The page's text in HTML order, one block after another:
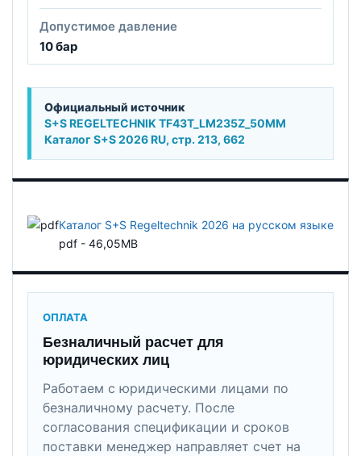
Допустимое давление
10 бар
Официальный источник
S+S REGELTECHNIK TF43T_LM235Z_50MM
Каталог S+S 2026 RU, стр. 213, 662
Каталог S+S Regeltechnik 2026 на русском языке
pdf - 46,05MB
ОПЛАТА
Безналичный расчет для
юридических лиц
Работаем с юридическими лицами по
безналичному расчету. После
согласования спецификации и сроков
поставки менеджер направляет счет на